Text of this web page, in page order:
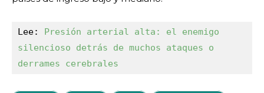
Lee: Presión arterial alta: el enemi go
silencioso detrás de muchos ataques o
derrames cerebrales